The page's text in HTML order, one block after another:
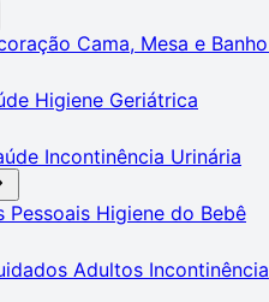
Cama, Mesa e Banho
Higiene Geriátrica
Incontinência Urinária
Pessoais Higiene do Bebê
Adultos Incontinência